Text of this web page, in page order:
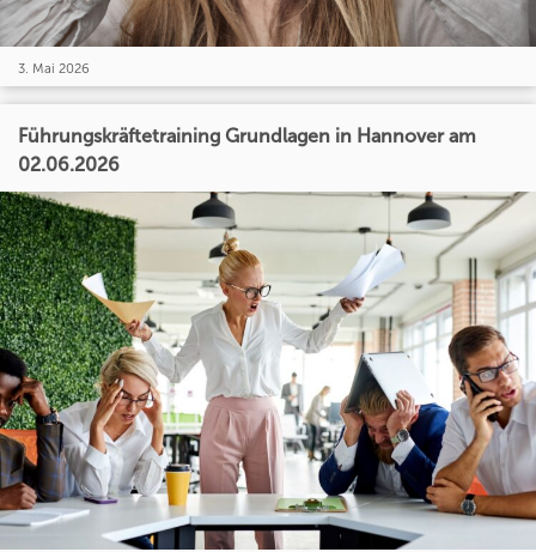
3. Mai 2026
Führungskräftetraining Grundlagen in Hannover am
02.06.2026